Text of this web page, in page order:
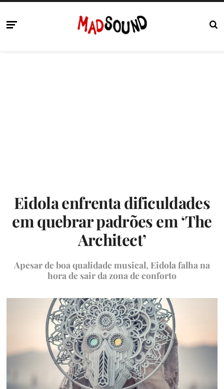
Eidola enfrenta dificuldades
em quebrar padrões em ‘The
Architect’
Apesar de boa qualidade musical, Eidola falha na
hora de sair da zona de conforto